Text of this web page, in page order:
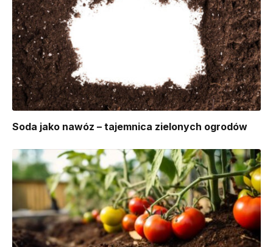
Soda jako nawóz – tajemnica zielonych ogrodów